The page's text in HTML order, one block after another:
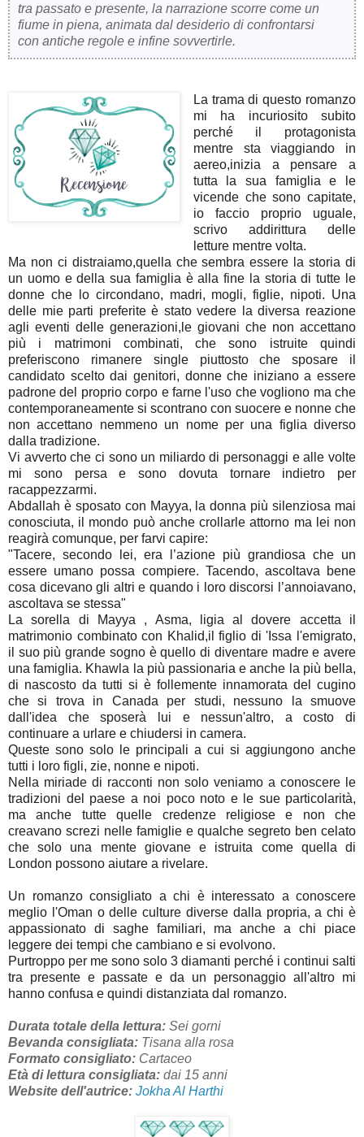
tra passato e presente, la narrazione scorre come un
fiume in piena, animata dal desiderio di confrontarsi
con antiche regole e infine sovvertirle.
La trama di questo romanzo
mi ha incuriosito subito
perché il protagonista
mentre sta viaggiando in
aereo,inizia a pensare a
tutta la sua famiglia e le
vicende che sono capitate,
io faccio proprio uguale,
scrivo addirittura delle
letture mentre volta.
Ma non ci distraiamo,quella che sembra essere la storia di
un uomo e della sua famiglia è alla fine la storia di tutte le
donne che lo circondano, madri, mogli, figlie, nipoti. Una
delle mie parti preferite è stato vedere la diversa reazione
agli eventi delle generazioni,le giovani che non accettano
più i matrimoni combinati, che sono istruite quindi
preferiscono rimanere single piuttosto che sposare il
candidato scelto dai genitori, donne che iniziano a essere
padrone del proprio corpo e farne l'uso che vogliono ma che
contemporaneamente si scontrano con suocere e nonne che
non accettano nemmeno un nome per una figlia diverso
dalla tradizione.
Vi avverto che ci sono un miliardo di personaggi e alle volte
mi sono persa e sono dovuta tornare indietro per
racappezzarmi.
Abdallah è sposato con Mayya, la donna più silenziosa mai
conosciuta, il mondo può anche crollarle attorno ma lei non
reagirà comunque, per farvi capire:
"Tacere, secondo lei, era l’azione più grandiosa che un
essere umano possa compiere. Tacendo, ascoltava bene
cosa dicevano gli altri e quando i loro discorsi l’annoiavano,
ascoltava se stessa"
La sorella di Mayya , Asma, ligia al dovere accetta il
matrimonio combinato con Khalid,il figlio di 'Issa l'emigrato,
il suo più grande sogno è quello di diventare madre e avere
una famiglia. Khawla la più passionaria e anche la più bella,
di nascosto da tutti si è follemente innamorata del cugino
che si trova in Canada per studi, nessuno la smuove
dall'idea che sposerà lui e nessun'altro, a costo di
continuare a urlare e chiudersi in camera.
Queste sono solo le principali a cui si aggiungono anche
tutti i loro figli, zie, nonne e nipoti.
Nella miriade di racconti non solo veniamo a conoscere le
tradizioni del paese a noi poco noto e le sue particolarità,
ma anche tutte quelle credenze religiose e non che
creavano screzi nelle famiglie e qualche segreto ben celato
che solo una mente giovane e istruita come quella di
London possono aiutare a rivelare.
Un romanzo consigliato a chi è interessato a conoscere
meglio l'Oman o delle culture diverse dalla propria, a chi è
appassionato di saghe familiari, ma anche a chi piace
leggere dei tempi che cambiano e si evolvono.
Purtroppo per me sono solo 3 diamanti perché i continui salti
tra presente e passate e da un personaggio all'altro mi
hanno confusa e quindi distanziata dal romanzo.
Durata totale della lettura: Sei gorni
Bevanda consigliata: Tisana alla rosa
Formato consigliato: Cartaceo
Età di lettura consigliata: dai 15 anni
Website dell'autrice: Jokha Al Harthi